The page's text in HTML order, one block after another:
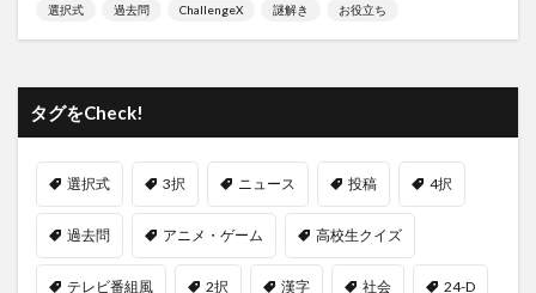
選択式 過去問 ChallengeX 謎解き お役立ち
タグをCheck!
選択式 3択 ニュース 投稿 4択
過去問 アニメ・ゲーム 高校生クイズ
テレビ番組風 2択 漢字 社会 24-D